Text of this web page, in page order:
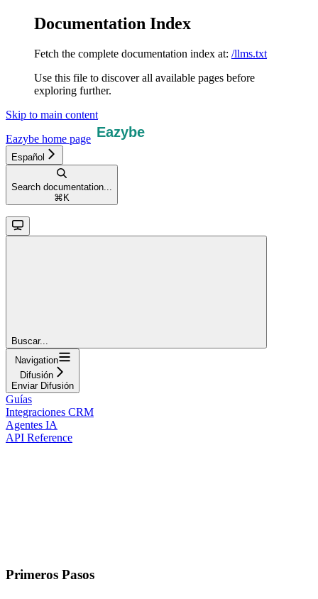
Documentation Index
Fetch the complete documentation index at: /llms.txt
Use this file to discover all available pages before
exploring further.
Skip to main content
Eazybe home page
Español
Search documentation...
⌘ K
Buscar...
Navigation
Difusión
Enviar Difusión
Guías
Integraciones CRM
Agentes IA
API Reference
Primeros Pasos